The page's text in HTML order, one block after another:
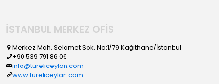
İSTANBUL MERKEZ OFİS
Merkez Mah. Selamet Sok. No:1/79 Kağıthane/İstanbul
+90 539 791 86 06
info@tureliceylan.com
www.tureliceylan.com